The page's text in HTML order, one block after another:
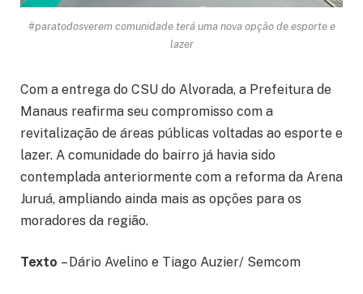
#paratodosverem comunidade terá uma nova opção de esporte e
lazer
Com a entrega do CSU do Alvorada, a Prefeitura de
Manaus reafirma seu compromisso com a
revitalização de áreas públicas voltadas ao esporte e
lazer. A comunidade do bairro já havia sido
contemplada anteriormente com a reforma da Arena
Juruá, ampliando ainda mais as opções para os
moradores da região.
Texto – Dário Avelino e Tiago Auzier/ Semcom